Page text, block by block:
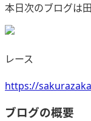
本日次のブログは
レース
https://
ブログの概要